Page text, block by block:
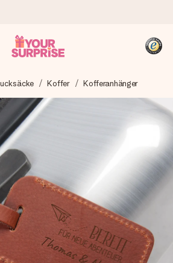
sorgfältig vor und schicken es
du es genau zum richtigen Zeitpunkt
es am meisten zählt.
+15.000 Bewertungen)
Kunden bewerten uns mit
(Gesamtergebnis aller Länder, in
Koffer Kofferanhänger